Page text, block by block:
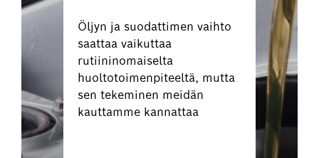
Öljyn ja suodattimen vaihto
saattaa vaikuttaa
rutiininomaiselta
huoltotoimenpiteeltä, mutta
sen tekeminen meidän
kauttamme kannattaa